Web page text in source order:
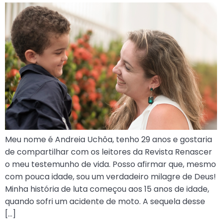
Meu nome é Andreia Uchôa, tenho 29 anos e gostaria
de compartilhar com os leitores da Revista Renascer
o meu testemunho de vida. Posso afirmar que, mesmo
com pouca idade, sou um verdadeiro milagre de Deus!
Minha história de luta começou aos 15 anos de idade,
quando sofri um acidente de moto. A sequela desse
[…]